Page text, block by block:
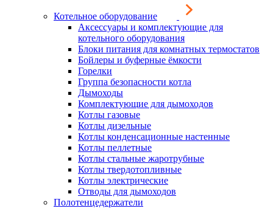
Котельное оборудование
Аксессуары и комплектующие для
котельного оборудования
Блоки питания для комнатных термостатов
Бойлеры и буферные ёмкости
Горелки
Группа безопасности котла
Дымоходы
Комплектующие для дымоходов
Котлы газовые
Котлы дизельные
Котлы конденсационные настенные
Котлы пеллетные
Котлы стальные жаротрубные
Котлы твердотопливные
Котлы электрические
Отводы для дымоходов
Полотенцедержатели